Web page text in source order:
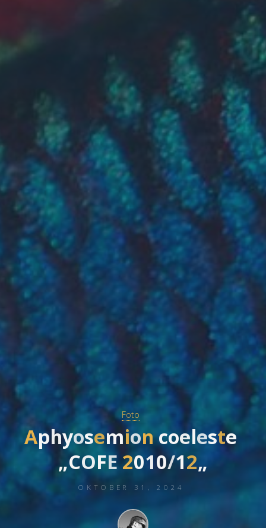
Foto
Aphy
yosem
mio
oncoe
eles
ste
„COFE 201
10/12„
OKTOBER 31, 2024